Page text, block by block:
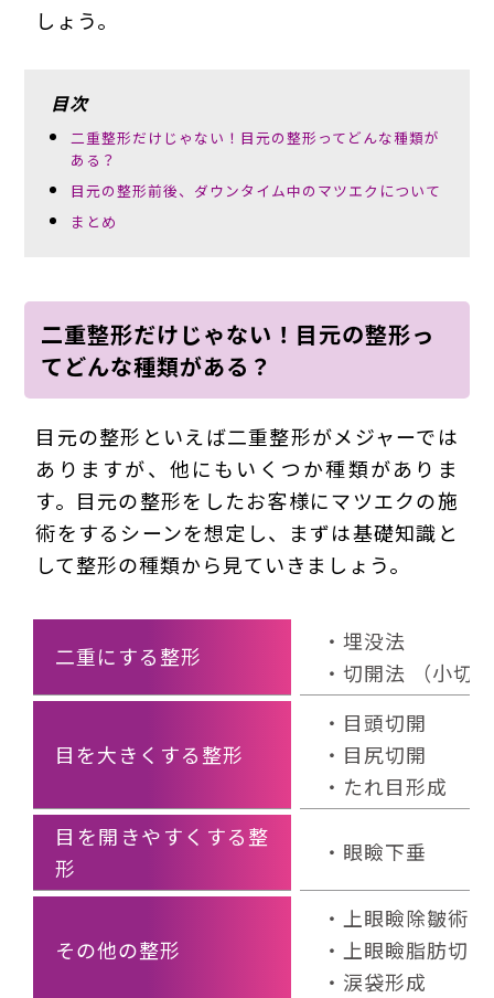
しょう。
目次
二重整形だけじゃない！目元の整形ってどんな種類が
ある？
目元の整形前後、ダウンタイム中のマツエクについて
まとめ
二重整形だけじゃない！目元の整形っ
てどんな種類がある？
目元の整形といえば二重整形がメジャーでは
ありますが、他にもいくつか種類がありま
す。目元の整形をしたお客様にマツエクの施
術をするシーンを想定し、まずは基礎知識と
して整形の種類から見ていきましょう。
二重にする整形
・埋没法
・切開法 （小切
目を大きくする整形
・目頭切開
・目尻切開
・たれ目形成
目を開きやすくする整
形
・眼瞼下垂
その他の整形
・上眼瞼除皺術
・上眼瞼脂肪切
・涙袋形成